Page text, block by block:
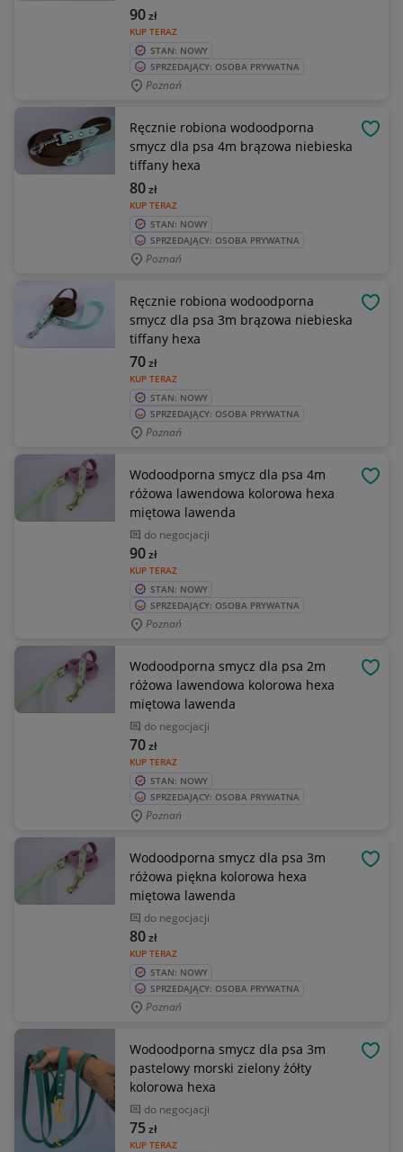
KUP TERAZ
90zł
STAN: NOWY
SPRZEDAJĄCY: OSOBA PRYWATNA
Poznań
Ręcznie robiona wodoodporna
smycz dla psa 4m brązowa niebieska
tiffany hexa
KUP TERAZ
80zł
STAN: NOWY
SPRZEDAJĄCY: OSOBA PRYWATNA
Poznań
Ręcznie robiona wodoodporna
smycz dla psa 3m brązowa niebieska
tiffany hexa
KUP TERAZ
70zł
STAN: NOWY
SPRZEDAJĄCY: OSOBA PRYWATNA
Poznań
Wodoodporna smycz dla psa 4m
różowa lawendowa kolorowa hexa
miętowa lawenda
do negocjacji
KUP TERAZ
90zł
STAN: NOWY
SPRZEDAJĄCY: OSOBA PRYWATNA
Poznań
Wodoodporna smycz dla psa 2m
różowa lawendowa kolorowa hexa
miętowa lawenda
do negocjacji
KUP TERAZ
70zł
STAN: NOWY
SPRZEDAJĄCY: OSOBA PRYWATNA
Poznań
Wodoodporna smycz dla psa 3m
różowa piękna kolorowa hexa
miętowa lawenda
do negocjacji
KUP TERAZ
80zł
STAN: NOWY
SPRZEDAJĄCY: OSOBA PRYWATNA
Poznań
Wodoodporna smycz dla psa 3m
pastelowy morski zielony żółty
kolorowa hexa
do negocjacji
KUP TERAZ
75zł